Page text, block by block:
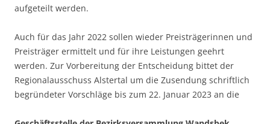
aufgeteilt werden.
Auch für das Jahr 2022 sollen wieder Preisträgerinnen und
Preisträger ermittelt und für ihre Leistungen geehrt
werden. Zur Vorbereitung der Entscheidung bittet der
Regionalausschuss Alstertal um die Zusendung schriftlich
begründeter Vorschläge bis zum 22. Januar 2023 an die